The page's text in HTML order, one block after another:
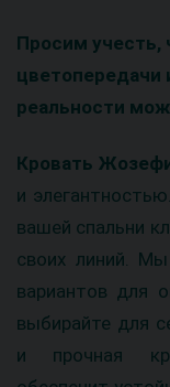
Просим учесть,
цветопередачи
реальности
Кровать
и
вашей спальни
своих линий.
вариантов для
выбирайте для
и прочная